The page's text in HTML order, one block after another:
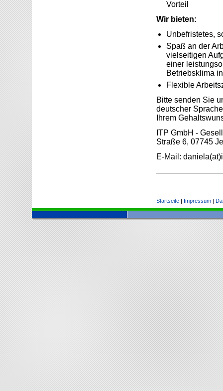
Vorteil
Wir bieten:
Unbefristetes,
Spaß an der
vielseitigen
einer
Betriebsklima
Flexible
Bitte senden Sie
deutscher
Ihrem
ITP GmbH -
Straße 6, 07745
E-Mail:
Startseite| Impressum|